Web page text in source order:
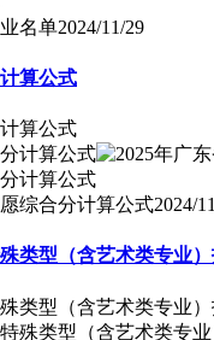
名单2024/11/29
算公式
算公式
综合分计算公式2024/
类型（含艺术类专业
类型（含艺术类专业